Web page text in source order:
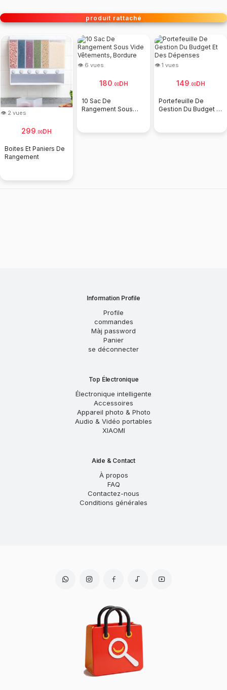
produit rattaché
👁 2 vues
299 00DH
Boites Et Paniers De
Rangement
👁 6 vues
180 00DH
10 Sac De
Rangement Sous
👁 1 vues
149 00DH
Portefeuille De
Gestion Du Budget Et
Information Profile
Profile
commandes
Màj password
Panier
se déconnecter
Top Électronique
Électronique intelligente
Accessoires
Appareil photo & Photo
Audio & Vidéo portables
XIAOMI
Aide & Contact
À propos
FAQ
Contactez-nous
Conditions générales